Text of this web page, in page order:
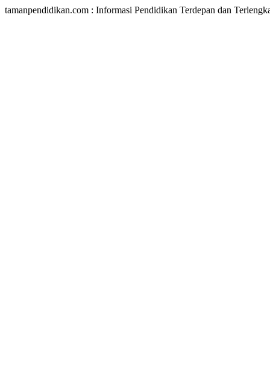
tamanpendidikan.com : Informasi Pendidikan Terdepan dan